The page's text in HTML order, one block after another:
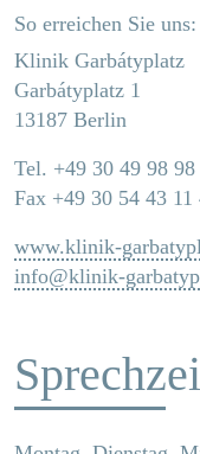
So erreichen Sie uns:
Klinik Garbátyplatz
Garbátyplatz 1
13187 Berlin
Tel. +49 30 49 98 98
Fax +49 30 54 43 11
www.klinik-
info@klinik-